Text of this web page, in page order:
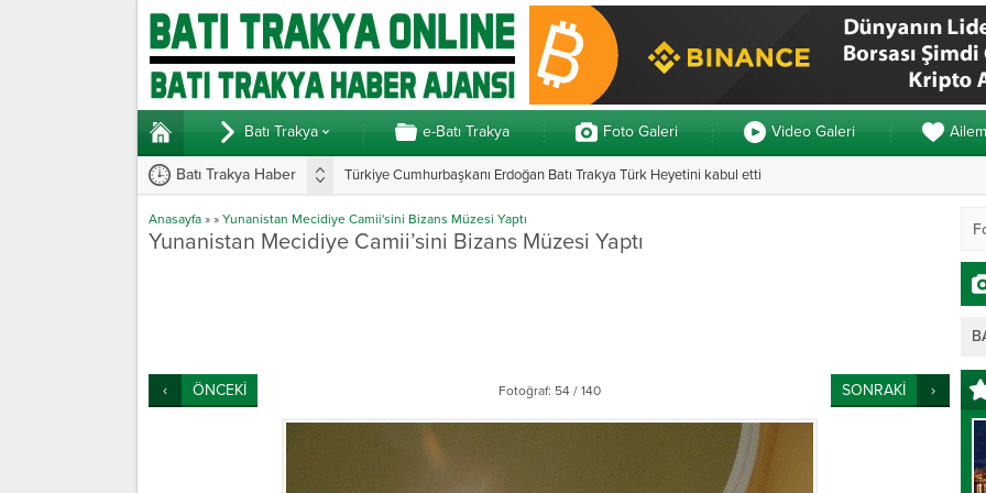
Batı Trakya e-Batı Trakya Foto Galeri Video Galeri Ailem
Batı Trakya Haber Türkiye Cumhurbaşkanı Erdoğan Batı Trakya Türk Heyetini kabul etti
Anasayfa » » Yunanistan Mecidiye Camii'sini Bizans Müzesi Yaptı
Yunanistan Mecidiye Camii’sini Bizans Müzesi Yaptı
ÖNCEKİ Fotoğraf: 54 / 140 SONRAKİ